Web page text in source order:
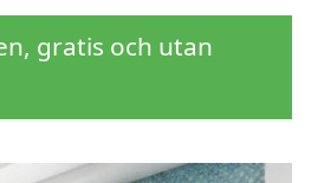
gratis och utan